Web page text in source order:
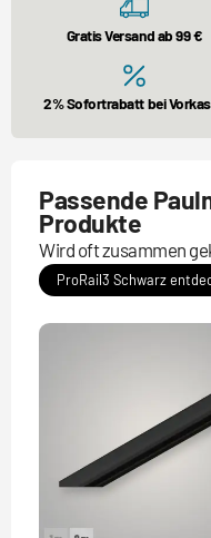
Gratis Versand ab 99 €
2% Sofortrabatt bei
Passende
Produkte
Wird oft zusammen
ProRail3 Schwarz